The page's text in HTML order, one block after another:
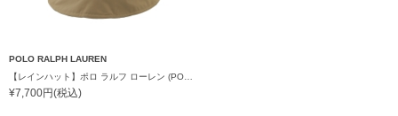
POLO RALPH LAUREN
¥7,700円(税込)